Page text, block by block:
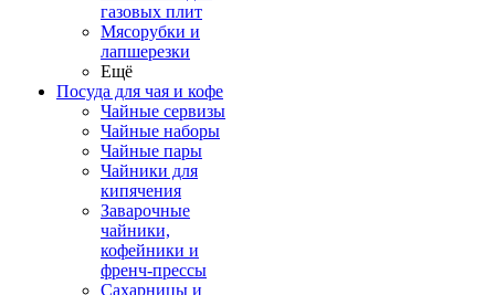
газовых плит
Мясорубки и
лапшерезки
Ещё
Посуда для чая и кофе
Чайные сервизы
Чайные наборы
Чайные пары
Чайники для
кипячения
Заварочные
чайники,
кофейники и
френч-прессы
Сахарницы и